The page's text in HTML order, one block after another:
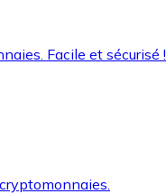
Facile et sécurisé !